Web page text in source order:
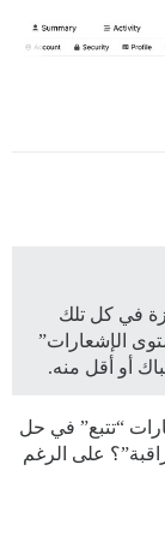
في كل تلك
الإشعارات”
أو أقل منه.
“تتبع” في حل
على الرغم